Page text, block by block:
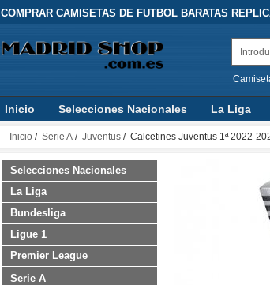
COMPRAR CAMISETAS DE FUTBOL BARATAS
Inicio Selecciones Nacionales La Liga
Inicio / Serie A / Juventus / Calcetines Juventus 1ª 2022-
Selecciones Nacionales
La Liga
Bundesliga
Ligue 1
Premier League
Serie A